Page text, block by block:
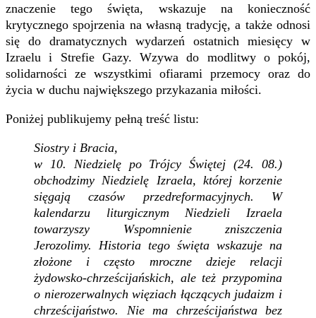
znaczenie tego święta, wskazuje na konieczność
krytycznego spojrzenia na własną tradycję, a także odnosi
się do dramatycznych wydarzeń ostatnich miesięcy w
Izraelu i Strefie Gazy. Wzywa do modlitwy o pokój,
solidarności ze wszystkimi ofiarami przemocy oraz do
życia w duchu największego przykazania miłości.
Poniżej publikujemy pełną treść listu:
Siostry i Bracia,
w 10. Niedzielę po Trójcy Świętej (24. 08.)
obchodzimy Niedzielę Izraela, której korzenie
sięgają czasów przedreformacyjnych. W
kalendarzu liturgicznym Niedzieli Izraela
towarzyszy Wspomnienie zniszczenia
Jerozolimy. Historia tego święta wskazuje na
złożone i często mroczne dzieje relacji
żydowsko-chrześcijańskich, ale też przypomina
o nierozerwalnych więziach łączących judaizm i
chrześcijaństwo. Nie ma chrześcijaństwa bez